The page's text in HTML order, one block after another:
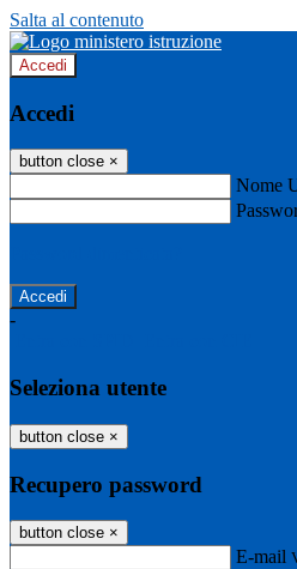
Salta al contenuto
Accedi
Accedi
button close ×
Nome
-
Seleziona utente
button close ×
Recupero password
button close ×
E-mail